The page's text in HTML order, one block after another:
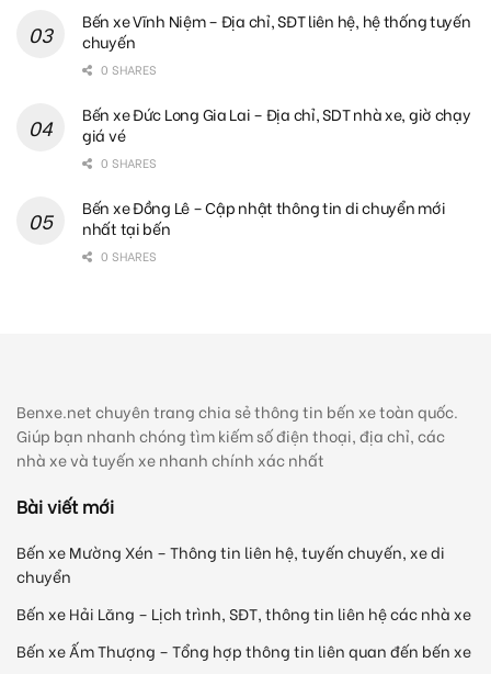
Bến xe Vĩnh Niệm – Địa chỉ, SĐT liên hệ, hệ thống tuyến
chuyến
0 SHARES
Bến xe Đức Long Gia Lai – Địa chỉ, SDT nhà xe, giờ chạy
giá vé
0 SHARES
Bến xe Đồng Lê – Cập nhật thông tin di chuyển mới
nhất tại bến
0 SHARES
Benxe.net chuyên trang chia sẻ thông tin bến xe toàn quốc.
Giúp bạn nhanh chóng tìm kiếm số điện thoại, địa chỉ, các
nhà xe và tuyến xe nhanh chính xác nhất
Bài viết mới
Bến xe Mường Xén – Thông tin liên hệ, tuyến chuyến, xe di
chuyển
Bến xe Hải Lăng – Lịch trình, SĐT, thông tin liên hệ các nhà xe
Bến xe Ấm Thượng – Tổng hợp thông tin liên quan đến bến xe